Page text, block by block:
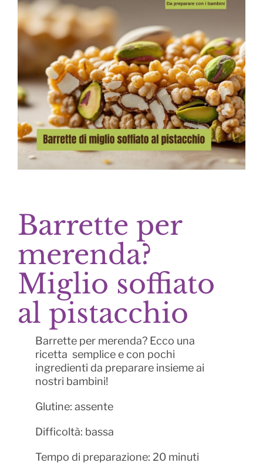
Barrette per
merenda?
Miglio soffiato
al pistacchio
Barrette per merenda? Ecco una
ricetta semplice e con pochi
ingredienti da preparare insieme ai
nostri bambini!
Glutine: assente
Difficoltà: bassa
Tempo di preparazione: 20 minuti